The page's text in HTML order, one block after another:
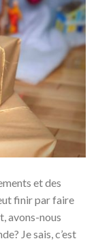
et des
finir par faire
avons-nous
Je sais, c’est